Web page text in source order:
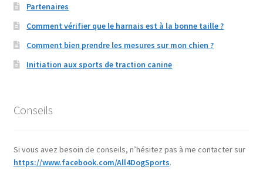
Partenaires
Comment vérifier que le harnais est à la bonne taille ?
Comment bien prendre les mesures sur mon chien ?
Initiation aux sports de traction canine
Conseils
Si vous avez besoin de conseils, n’hésitez pas à me contacter sur
https://www.facebook.com/All4DogSports.